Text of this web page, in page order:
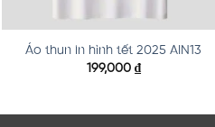
Áo thun in hình tết 2025 AIN13
199,000 ₫